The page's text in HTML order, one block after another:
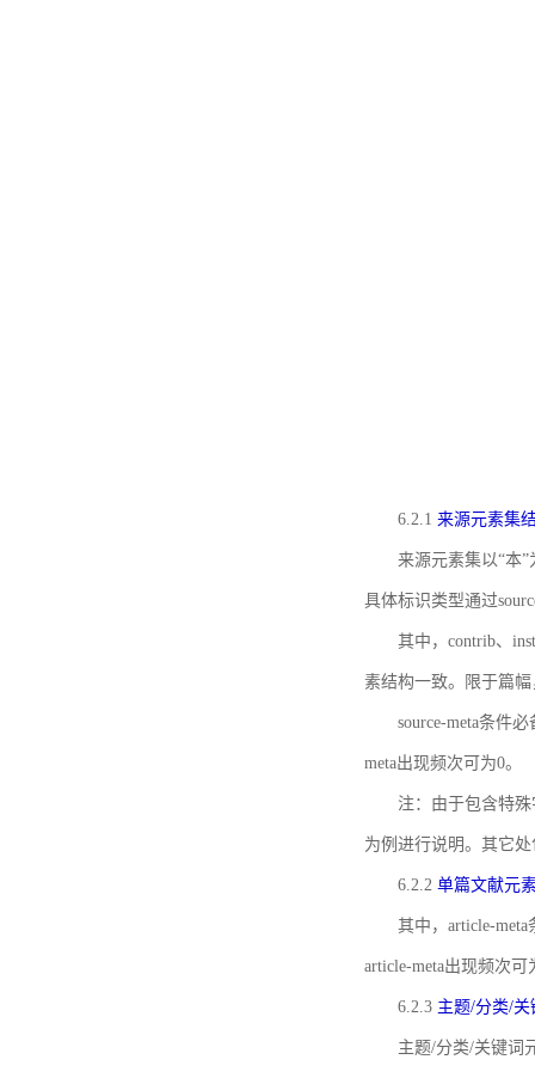
6.2.1 来源元素集
来源元素集以“本
具体标识类型通过
其中，contrib、
素结构一致。限于篇
source-meta条件
meta出现频次可为0。
注：由于包含特殊
为例进行说明。其它
6.2.2 单篇文献元
其中，article-
article-meta出现频次可
6.2.3 主题/分类/
主题/分类/关键词